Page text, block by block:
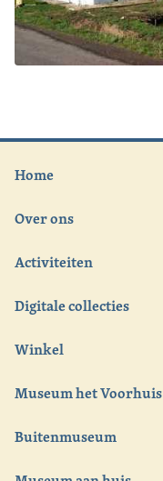
Home
Over ons
Activiteiten
Digitale collecties
Winkel
Museum het Voorhuis
Buitenmuseum